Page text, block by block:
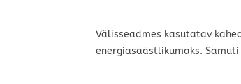
Välisseadmes kasutatav
energiasäästlikumaks.